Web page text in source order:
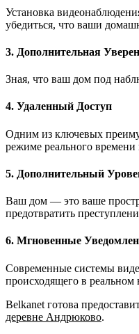
Установка
убедиться, что ваши
3. Дополнительная
Зная, что ваш дом под
4. Удаленный Доступ
Одним из ключевых
режиме реального
5. Дополнительный
Ваш дом — это ваше
предотвратить
6. Мгновенные
Современные системы
происходящего в
Belkanet готова
деревне Андрюково.